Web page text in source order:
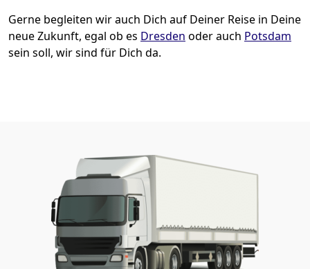
Gerne begleiten wir auch Dich auf Deiner Reise in Deine
neue Zukunft, egal ob es Dresden oder auch Potsdam
sein soll, wir sind für Dich da.